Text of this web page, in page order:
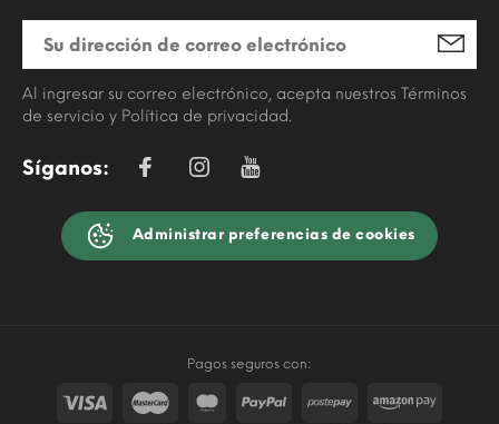
Al ingresar su correo electrónico, acepta nuestros Términos
de servicio y Política de privacidad.
Síganos:
Administrar preferencias de cookies
Pagos seguros con: